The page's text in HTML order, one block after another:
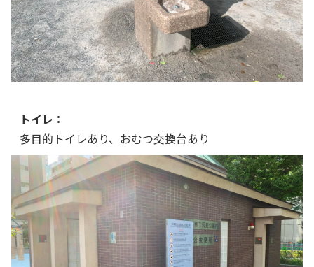
トイレ：
多目的トイレあり、おむつ交換台あり